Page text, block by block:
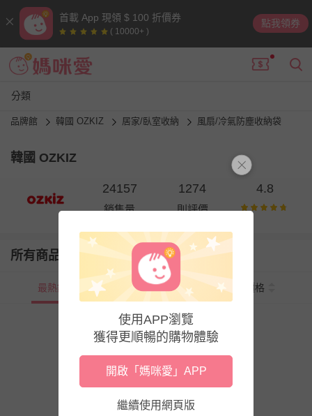
首載 App 現領 $ 100 折價券
( 10000+ )
點我領券
分類
品牌館 韓國 OZKIZ 居家/臥室收納 風扇/冷氣防塵收納袋
韓國 OZKIZ
24157
銷售量
1274
則評價
4.8
所有商品
最熱銷 新上市 價格
使用APP瀏覽
獲得更順暢的購物體驗
開啟「媽咪愛」APP
繼續使用網頁版